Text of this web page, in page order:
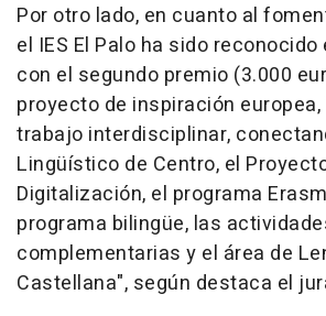
Por otro lado, en cuanto al
el IES El Palo ha sido
con el segundo premio (3.000
proyecto de inspiración
trabajo interdisciplinar,
Lingüístico de Centro, el
Digitalización, el programa
programa bilingüe, las
complementarias y el área de
Castellana", según destaca el